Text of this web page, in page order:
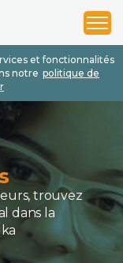
et fonctionnalités
notre politique de
1
2
3
trouvez
dans la